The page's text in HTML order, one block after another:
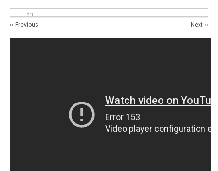
13
14
Pagination
‹‹ Previous Next ››